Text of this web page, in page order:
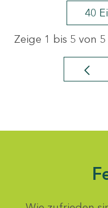
40
Zeige 1 bis 5 von